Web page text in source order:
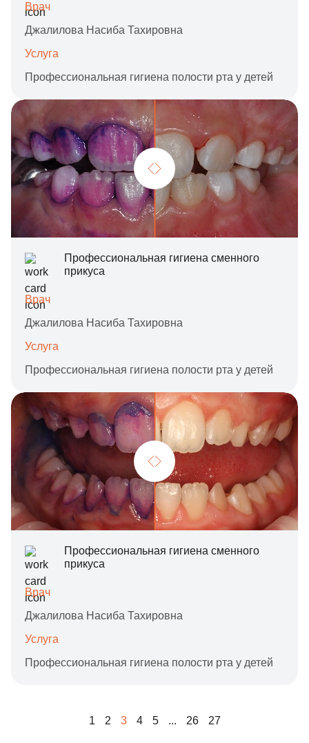
Врач
Джалилова Насиба Тахировна
Услуга
Профессиональная гигиена полости рта у детей
Профессиональная гигиена сменного
прикуса
Врач
Джалилова Насиба Тахировна
Услуга
Профессиональная гигиена полости рта у детей
Профессиональная гигиена сменного
прикуса
Врач
Джалилова Насиба Тахировна
Услуга
Профессиональная гигиена полости рта у детей
1 2 3 4 5 ... 26 27